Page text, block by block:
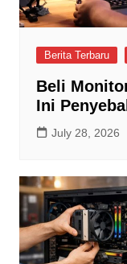
Berita Terbaru
Beli
Ini
July 28, 2026